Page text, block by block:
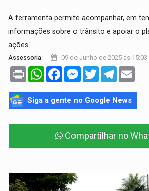
A ferramenta permite acompanhar, em
informações sobre o trânsito e apoiar o
ações
Assessoria 09 de Junho de 2025 às 15:03
Print WhatsAppFacebookMessenger
TwitterTelegram
Siga a gente no Google News
Compartilhar no